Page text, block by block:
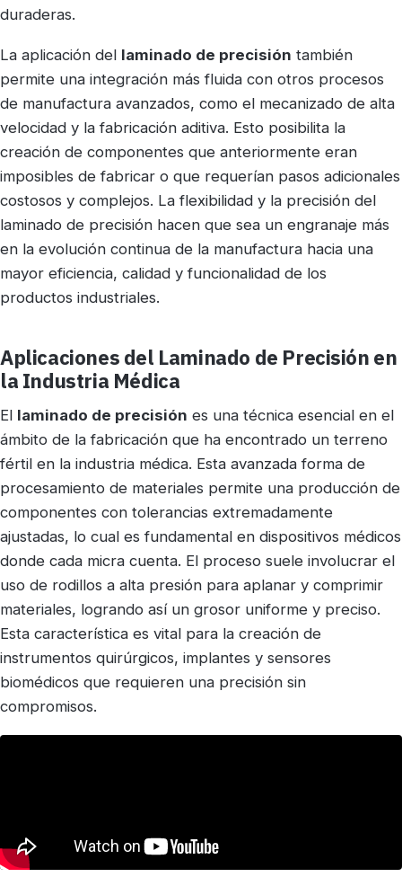
duraderas.
La aplicación del laminado de precisión también
permite una integración más fluida con otros procesos
de manufactura avanzados, como el mecanizado de alta
velocidad y la fabricación aditiva. Esto posibilita la
creación de componentes que anteriormente eran
imposibles de fabricar o que requerían pasos adicionales
costosos y complejos. La flexibilidad y la precisión del
laminado de precisión hacen que sea un engranaje más
en la evolución continua de la manufactura hacia una
mayor eficiencia, calidad y funcionalidad de los
productos industriales.
Aplicaciones del Laminado de Precisión en
la Industria Médica
El laminado de precisión es una técnica esencial en el
ámbito de la fabricación que ha encontrado un terreno
fértil en la industria médica. Esta avanzada forma de
procesamiento de materiales permite una producción de
componentes con tolerancias extremadamente
ajustadas, lo cual es fundamental en dispositivos médicos
donde cada micra cuenta. El proceso suele involucrar el
uso de rodillos a alta presión para aplanar y comprimir
materiales, logrando así un grosor uniforme y preciso.
Esta característica es vital para la creación de
instrumentos quirúrgicos, implantes y sensores
biomédicos que requieren una precisión sin
compromisos.